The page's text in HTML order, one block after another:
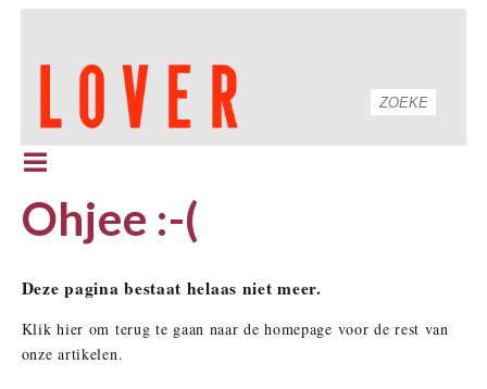
Ohjee :-(
Deze pagina bestaat helaas niet meer.
Klik hier om terug te gaan naar de homepage voor de rest van
onze artikelen.